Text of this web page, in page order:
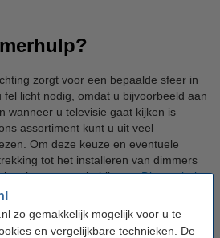
zo gemakkelijk mogelijk voor u te
en vergelijkbare technieken. De
zorgt voor een bepaalde sfeer in
licht nodig, omdat u bijvoorbeeld aan
wanneer u televisie gaat kijken is
assortiment kunt u uit veel
Om deze keuze en eventuele
tot het installeren van dimmers
kunt u terecht bij onzeDimmerhulp.